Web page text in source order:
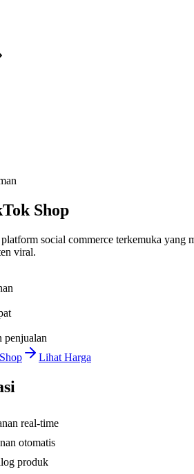
Shop
social commerce terkemuka
viral.
penjualan
Lihat Harga
real-time
otomatis
produk